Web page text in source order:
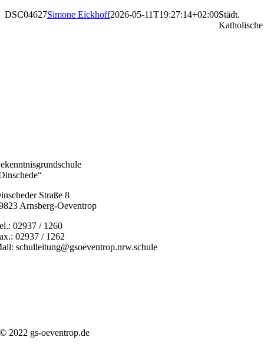
DSC04627Simone Eickhoff2026-05-11T19:27:14+02:00Städt.
Katholische
Straße 8
Arnsberg-Oeventrop
02937 / 1260
02937 / 1262
schulleitung@gsoeventrop.nrw.schule
© 2022 gs-oeventrop.de